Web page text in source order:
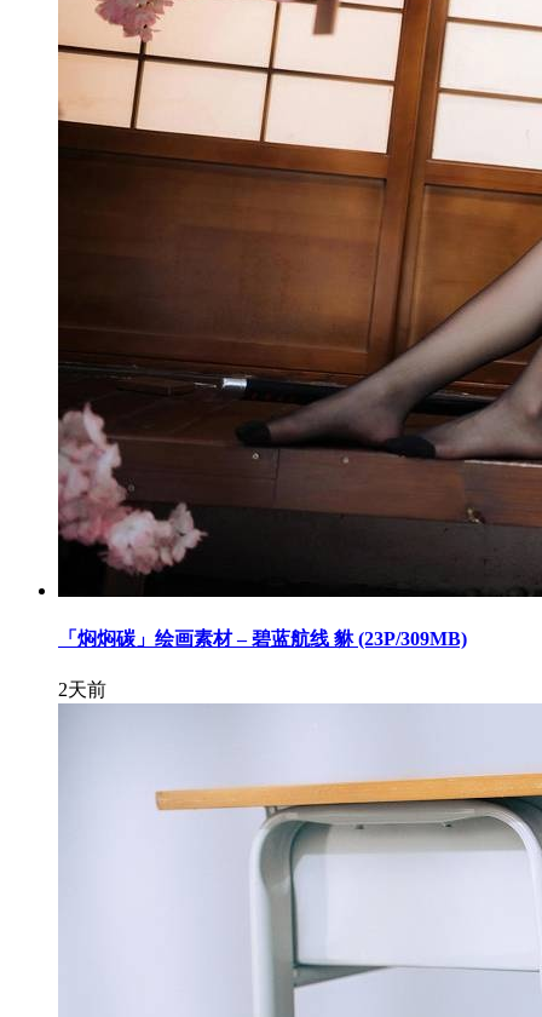
「焖焖碳」绘画素材 – 碧蓝航线 貅 (23P/309MB)
2天前